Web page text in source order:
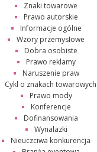
Znaki towarowe
Prawo autorskie
Informacje ogólne
Wzory przemysłowe
Dobra osobiste
Prawo reklamy
Naruszenie praw
Cykl o znakach towarowych
Prawo mody
Konferencje
Dofinansowania
Wynalazki
Nieuczciwa konkurencja